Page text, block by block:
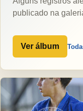
publicado na
Ver álbum